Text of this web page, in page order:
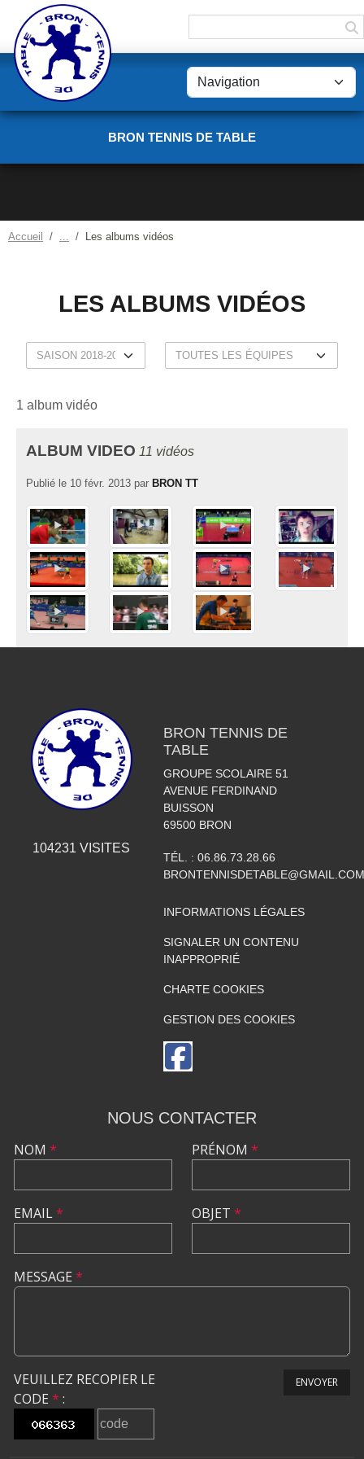
BRON TENNIS DE TABLE
Accueil Les albums vidéos
LES ALBUMS VIDÉOS
1 album vidéo
ALBUM VIDEO 11 vidéos
Publié le 10 févr. 2013 par BRON TT
104231 VISITES
BRON TENNIS DE
TABLE
GROUPE SCOLAIRE 51
AVENUE FERDINAND
BUISSON
69500 BRON
TÉL. : 06.86.73.28.66
BRONTENNISDETABLE@GMAIL.COM
INFORMATIONS LÉGALES
SIGNALER UN CONTENU
INAPPROPRIÉ
CHARTE COOKIES
GESTION DES COOKIES
NOUS CONTACTER
NOM *
EMAIL*
PRÉNOM *
OBJET *
MESSAGE *
VEUILLEZ RECOPIER LE
CODE * :
ENVOYER
Panneau de gestion des cookies